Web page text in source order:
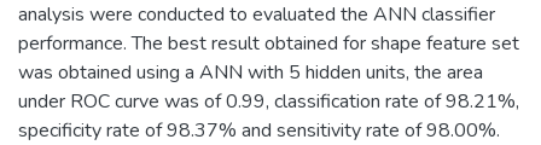
analysis were conducted to evaluated the ANN classifier
performance. The best result obtained for shape feature set
was obtained using a ANN with 5 hidden units, the area
under ROC curve was of 0.99, classification rate of 98.21%,
specificity rate of 98.37% and sensitivity rate of 98.00%.